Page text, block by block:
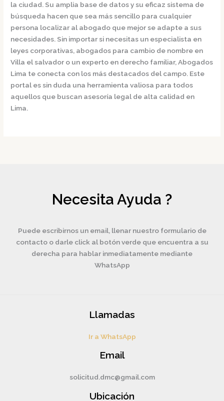
la ciudad. Su amplia base de datos y su eficaz sistema de
búsqueda hacen que sea más sencillo para cualquier
persona localizar al abogado que mejor se adapte a sus
necesidades. Sin importar si necesitas un especialista en
leyes corporativas, abogados para cambio de nombre en
Villa el salvador o un experto en derecho familiar,Abogados
Lima te conecta con los más destacados del campo. Este
portal es sin duda una herramienta valiosa para todos
aquellos que buscan asesoría legal de alta calidad en
Lima.
Necesita Ayuda ?
Puede escribirnos un email, llenar nuestro formulario de
contacto o darle click al botón verde que encuentra a su
derecha para hablar inmediatamente mediante
WhatsApp
Llamadas
Ir a WhatsApp
Email
solicitud.dmc@gmail.com
Ubicación